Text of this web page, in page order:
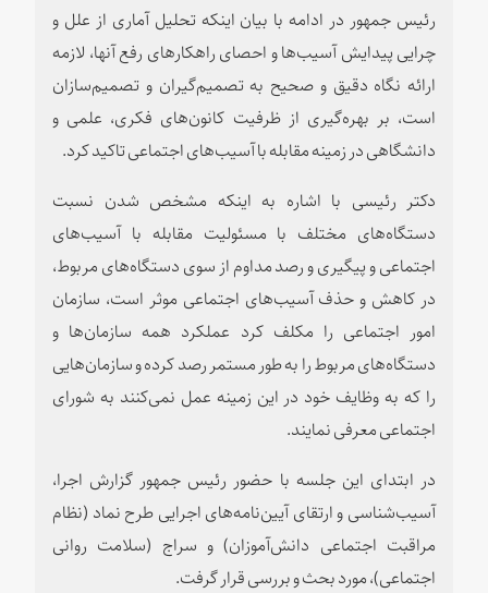
رئیس جمهور در ادامه با بیان اینکه تحلیل آماری از علل و
چرایی پیدایش آسیب‌ها و احصای راهکارهای رفع آنها، لازمه
ارائه نگاه دقیق و صحیح به تصمیم‌گیران و تصمیم‌سازان
است، بر بهره‌گیری از ظرفیت کانون‌های فکری، علمی و
دانشگاهی در زمینه مقابله با آسیب‌های اجتماعی تاکید کرد.
دکتر رئیسی با اشاره به اینکه مشخص شدن نسبت
دستگاه‌های مختلف با مسئولیت مقابله با آسیب‌های
اجتماعی و پیگیری و رصد مداوم از سوی دستگاه‌های مربوط،
در کاهش و حذف آسیب‌های اجتماعی موثر است، سازمان
امور اجتماعی را مکلف کرد عملکرد همه سازمان‌ها و
دستگاه‌های مربوط را به طور مستمر رصد کرده و سازمان‌هایی
را که به وظایف خود در این زمینه عمل نمی‌کنند به شورای
اجتماعی معرفی نمایند.
در ابتدای این جلسه با حضور رئیس جمهور گزارش اجرا،
آسیب‌شناسی و ارتقای آیین‌نامه‌های اجرایی طرح نماد (نظام
مراقبت اجتماعی دانش‌آموزان) و سراج (سلامت روانی
اجتماعی)، مورد بحث و بررسی قرار گرفت.